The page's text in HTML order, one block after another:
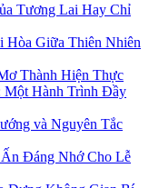
Tương Lai Hay Chỉ
Giữa Thiên Nhiên
Thành Hiện Thực
Một Hành Trình Đầy
và Nguyên Tắc
Đáng Nhớ Cho Lễ